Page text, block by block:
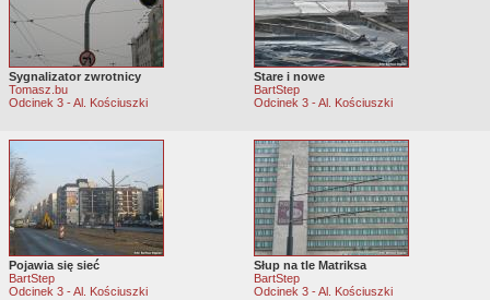
Sygnalizator zwrotnicy
Tomasz.bu
Odcinek 3 - Al. Kościuszki
Stare i nowe
BartStep
Odcinek 3 - Al. Kościuszki
Pojawia się sieć
BartStep
Odcinek 3 - Al. Kościuszki
Słup na tle Matriksa
BartStep
Odcinek 3 - Al. Kościuszki